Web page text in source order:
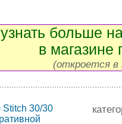
узнать больше
в магазине
(откроется в